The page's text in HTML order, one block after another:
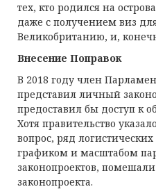
тех, кто родился на
даже с получением виз
Великобританию, и,
Внесение Поправок
В 2018 году член
представил личный
предоставил бы доступ к
Хотя правительство
вопрос, ряд
графиком и масштабом
законопроектов,
законопроекта.